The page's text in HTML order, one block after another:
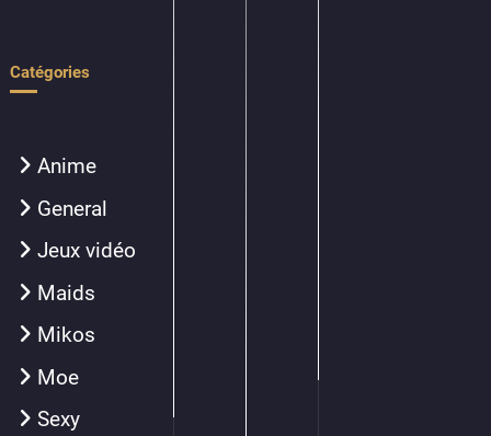
Catégories
Anime
General
Jeux vidéo
Maids
Mikos
Moe
Sexy